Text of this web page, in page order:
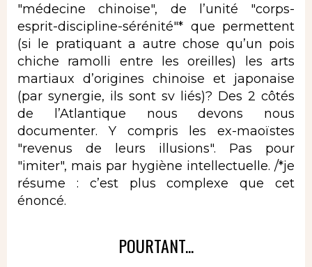
"médecine chinoise", de l’unité "corps-
esprit-discipline-sérénité"* que permettent
(si le pratiquant a autre chose qu’un pois
chiche ramolli entre les oreilles) les arts
martiaux d’origines chinoise et japonaise
(par synergie, ils sont sv liés)? Des 2 côtés
de l’Atlantique nous devons nous
documenter. Y compris les ex-maoïstes
"revenus de leurs illusions". Pas pour
"imiter", mais par hygiène intellectuelle. /*je
résume : c’est plus complexe que cet
énoncé.
POURTANT...